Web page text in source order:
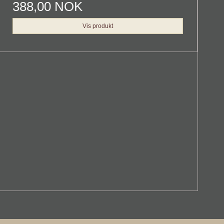
388,00 NOK
Vis produkt